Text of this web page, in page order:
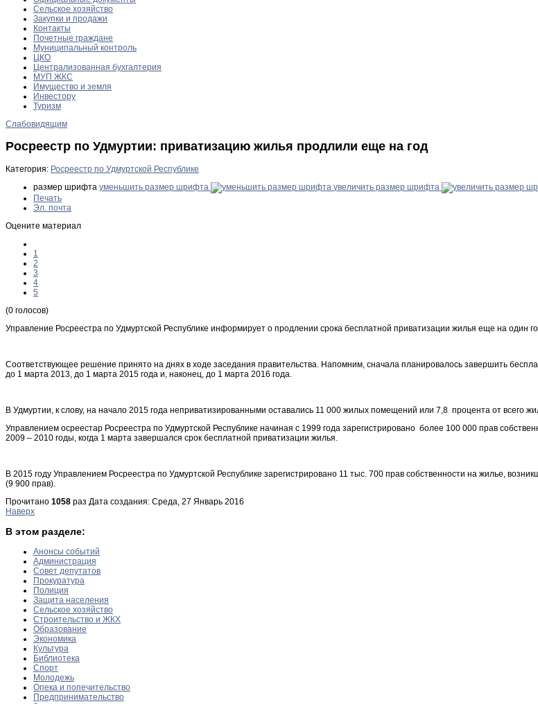
Сельское хозяйство
Закупки и продажи
Контакты
Почетные граждане
Муниципальный контроль
ЦКО
Централизованная бухгалтерия
МУП ЖКС
Имущество и земля
Инвестору
Туризм
Слабовидящим
Росреестр по Удмуртии: приватизацию жилья продлили еще на год
Категория: Росреестр по Удмуртской Республике
размер шрифта уменьшить размер шрифта
увеличить размер шрифта
Печать
Эл. почта
Оцените материал
1
2
3
4
5
(0 голосов)
Управление Росреестра по Удмуртской Республике информирует о продлении срока бесплатной приватизации жилья еще на один
Соответствующее решение принято на днях в ходе заседания правительства. Напомним, сначала планировалось завершить
до 1 марта 2013, до 1 марта 2015 года и, наконец, до 1 марта 2016 года.
В Удмуртии, к слову, на начало 2015 года неприватизированными оставались 11 000 жилых помещений или 7,8 процента от всего
Управлением осреестар Росреестра по Удмуртской Республике начиная с 1999 года зарегистрировано более 100 000 прав
2009 – 2010 годы, когда 1 марта завершался срок бесплатной приватизации жилья.
В 2015 году Управлением Росреестра по Удмуртской Республике зарегистрировано 11 тыс. 700 прав собственности на жилье,
(9 900 прав).
Прочитано 1058 раз Дата создания: Среда, 27 Январь 2016
Наверх
В этом разделе:
Анонсы событий
Администрация
Совет депутатов
Прокуратура
Полиция
Защита населения
Сельское хозяйство
Строительство и ЖКХ
Образование
Экономика
Культура
Библиотека
Спорт
Молодежь
Опека и попечительство
Предпринимательство